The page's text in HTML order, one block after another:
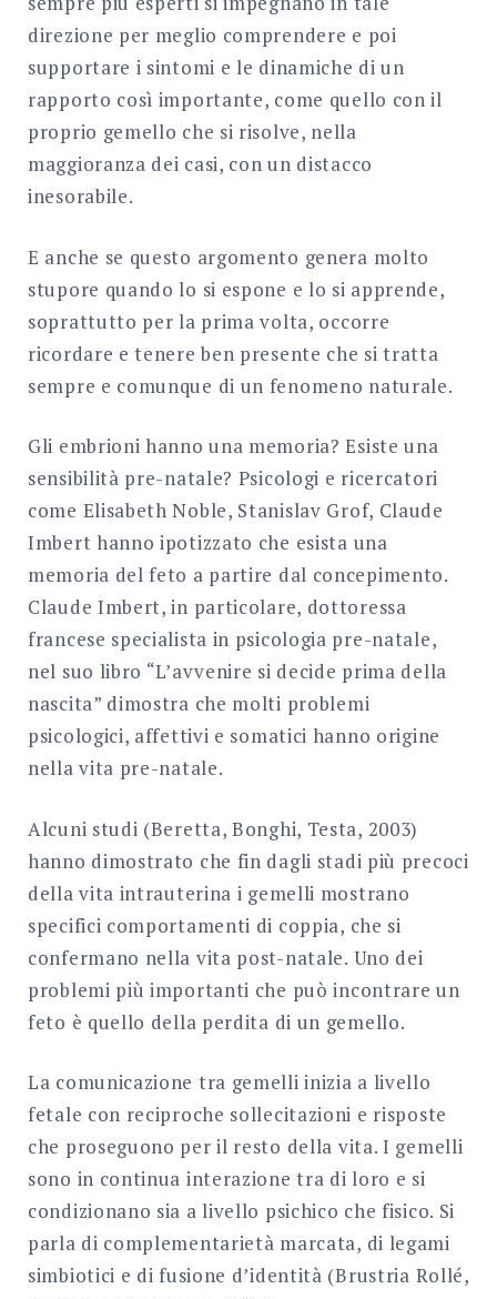
direzione per meglio comprendere e poi
supportare i sintomi e le dinamiche di un
rapporto così importante, come quello con il
proprio gemello che si risolve, nella
maggioranza dei casi, con un distacco
inesorabile.
E anche se questo argomento genera molto
stupore quando lo si espone e lo si apprende,
soprattutto per la prima volta, occorre
ricordare e tenere ben presente che si tratta
sempre e comunque di un fenomeno naturale.
Gli embrioni hanno una memoria? Esiste una
sensibilità pre-natale? Psicologi e ricercatori
come Elisabeth Noble, Stanislav Grof, Claude
Imbert hanno ipotizzato che esista una
memoria del feto a partire dal concepimento.
Claude Imbert, in particolare, dottoressa
francese specialista in psicologia pre-natale,
nel suo libro “L’avvenire si decide prima della
nascita” dimostra che molti problemi
psicologici, affettivi e somatici hanno origine
nella vita pre-natale.
Alcuni studi (Beretta, Bonghi, Testa, 2003)
hanno dimostrato che fin dagli stadi più precoci
della vita intrauterina i gemelli mostrano
specifici comportamenti di coppia, che si
confermano nella vita post-natale. Uno dei
problemi più importanti che può incontrare un
feto è quello della perdita di un gemello.
La comunicazione tra gemelli inizia a livello
fetale con reciproche sollecitazioni e risposte
che proseguono per il resto della vita. I gemelli
sono in continua interazione tra di loro e si
condizionano sia a livello psichico che fisico. Si
parla di complementarietà marcata, di legami
simbiotici e di fusione d’identità (Brustria Rollé,